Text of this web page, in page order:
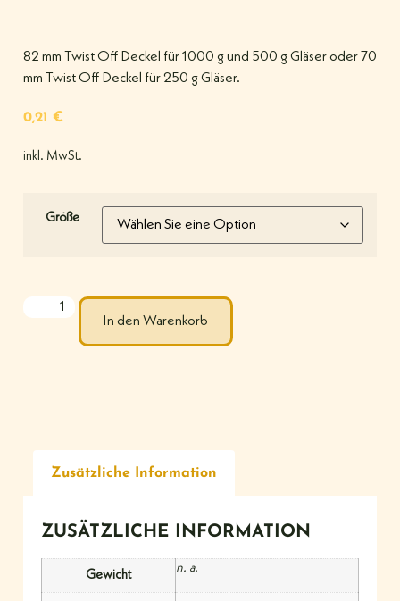
82 mm Twist Off Deckel für 1000 g und 500 g Gläser oder 70
mm Twist Off Deckel für 250 g Gläser.
0,21 €
inkl. MwSt.
Größe
In den Warenkorb
Zusätzliche Information
ZUSÄTZLICHE INFORMATION
Gewicht
n. a.